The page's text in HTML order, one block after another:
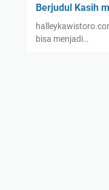
Berjudul Kasih
bisa menjadi…